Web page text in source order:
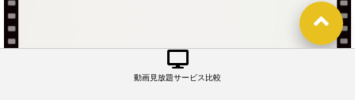
動画見放題サービス比較